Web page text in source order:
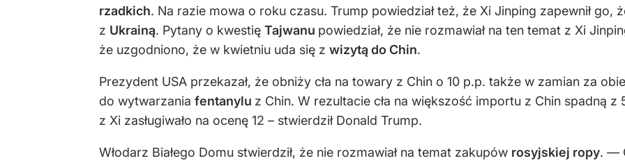
rzadkich. Na razie mowa o roku czasu. Trump powiedział też, że Xi Jinping zapewnił go,
z Ukrainą. Pytany o kwestię Tajwanu powiedział, że nie rozmawiał na ten temat z Xi
że uzgodniono, że w kwietniu uda się z wizytą do Chin.
Prezydent USA przekazał, że obniży cła na towary z Chin o 10 p.p. także w zamian za
do wytwarzania fentanylu z Chin. W rezultacie cła na większość importu z Chin spadną
z Xi zasługiwało na ocenę 12 – stwierdził Donald Trump.
Włodarz Białego Domu stwierdził, że nie rozmawiał na temat zakupów rosyjskiej ropy. —